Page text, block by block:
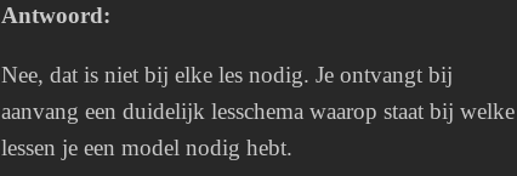
Antwoord:
Nee, dat is niet bij elke les nodig. Je ontvangt bij
aanvang een duidelijk lesschema waarop staat bij welke
lessen je een model nodig hebt.